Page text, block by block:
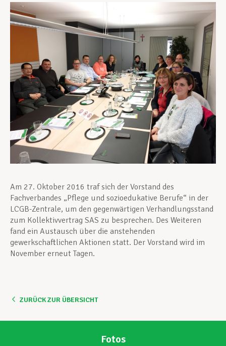
Berufliche Weiterentwicklung
Mitglied werden
Aktuell
Am 27. Oktober 2016 traf sich der Vorstand des
Fachverbandes „Pflege und sozioedukative Berufe“ in der
LCGB-Zentrale, um den gegenwärtigen Verhandlungsstand
zum Kollektivvertrag SAS zu besprechen. Des Weiteren
fand ein Austausch über die anstehenden
gewerkschaftlichen Aktionen statt. Der Vorstand wird im
November erneut Tagen.
ZURÜCK ZUR ÜBERSICHT
Fotos